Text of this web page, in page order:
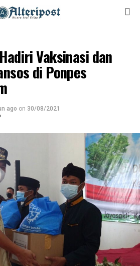
Vaksinasi dan
di Ponpes
ago on 30/08/2021